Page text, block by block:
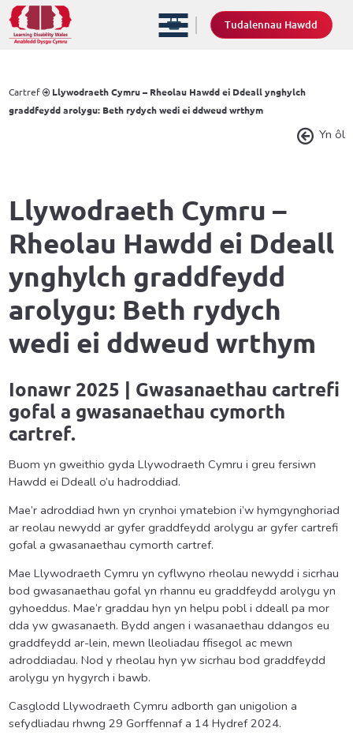
Tudalennau Hawdd
Cartref
Llywodraeth Cymru – Rheolau Hawdd ei Ddeall ynghylch
graddfeydd arolygu: Beth rydych wedi ei ddweud wrthym
Yn ôl
Llywodraeth Cymru –
Rheolau Hawdd ei Ddeall
ynghylch graddfeydd
arolygu: Beth rydych
wedi ei ddweud wrthym
Ionawr 2025 | Gwasanaethau cartrefi
gofal a gwasanaethau cymorth
cartref.
Buom yn gweithio gyda Llywodraeth Cymru i greu fersiwn
Hawdd ei Ddeall o’u hadroddiad.
Mae’r adroddiad hwn yn crynhoi ymatebion i’w hymgynghoriad
ar reolau newydd ar gyfer graddfeydd arolygu ar gyfer cartrefi
gofal a gwasanaethau cymorth cartref.
Mae Llywodraeth Cymru yn cyflwyno rheolau newydd i sicrhau
bod gwasanaethau gofal yn rhannu eu graddfeydd arolygu yn
gyhoeddus. Mae’r graddau hyn yn helpu pobl i ddeall pa mor
dda yw gwasanaeth. Bydd angen i wasanaethau ddangos eu
graddfeydd ar-lein, mewn lleoliadau ffisegol ac mewn
adroddiadau. Nod y rheolau hyn yw sicrhau bod graddfeydd
arolygu yn hygyrch i bawb.
Casglodd Llywodraeth Cymru adborth gan unigolion a
sefydliadau rhwng 29 Gorffennaf a 14 Hydref 2024.